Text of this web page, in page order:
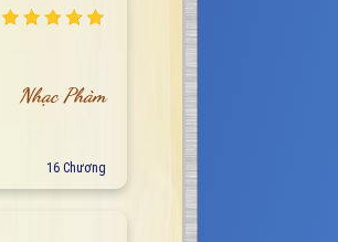
Nhạc Phàm
16 Chương